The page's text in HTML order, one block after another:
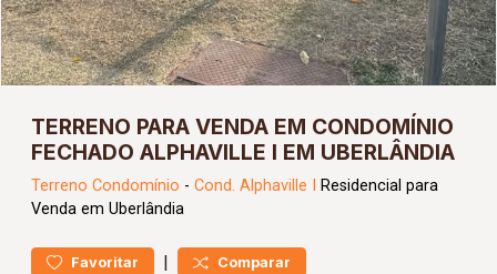
TERRENO PARA VENDA EM CONDOMÍNIO
FECHADO ALPHAVILLE I EM UBERLÂNDIA
Terreno Condomínio - Cond. Alphaville I
Residencial para
Venda em Uberlândia
Favoritar | Comparar